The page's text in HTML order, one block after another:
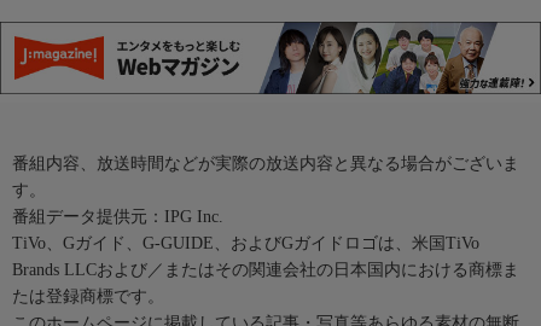
番組内容、放送時間などが実際の放送内容と異なる場合がございま
す。
番組データ提供元：IPG Inc.
TiVo、Gガイド、G-GUIDE、およびGガイドロゴは、米国TiVo
Brands LLCおよび／またはその関連会社の日本国内における商標ま
たは登録商標です。